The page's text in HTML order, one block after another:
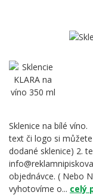
Sklenice na bílé
text či logo si
dodané sklenice) 2.
objednávce. ( Nebo
vyhotovíme o... celý